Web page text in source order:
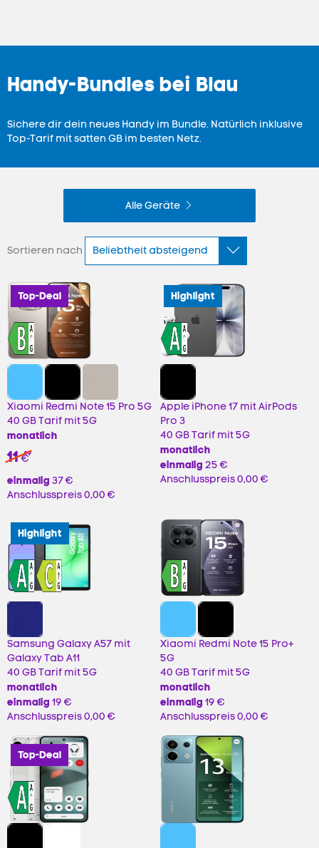
Handy-Bundles bei Blau
Sichere dir dein neues Handy im Bundle. Natürlich inklusive
Top-Tarif mit satten GB im besten Netz.
Alle Geräte
Sortieren nach
Top-Deal
Xiaomi Redmi Note 15 Pro 5G
40 GB Tarif mit 5G
monatlich
11 99
€
einmalig 37 €
Anschlusspreis0,00 €
Highlight
Apple iPhone 17 mit AirPods
Pro 3
40 GB Tarif mit 5G
monatlich
einmalig 25 €
Anschlusspreis0,00 €
Highlight
Samsung Galaxy A57 mit
Galaxy Tab A11
40 GB Tarif mit 5G
monatlich
einmalig 19 €
Anschlusspreis0,00 €
Xiaomi Redmi Note 15 Pro+
5G
40 GB Tarif mit 5G
monatlich
einmalig 19 €
Anschlusspreis0,00 €
Top-Deal